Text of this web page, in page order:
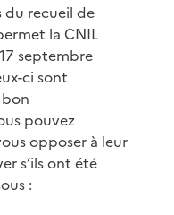
du recueil de
la CNIL
septembre
ci sont
pouvez
opposer à leur
s’ils ont été
: